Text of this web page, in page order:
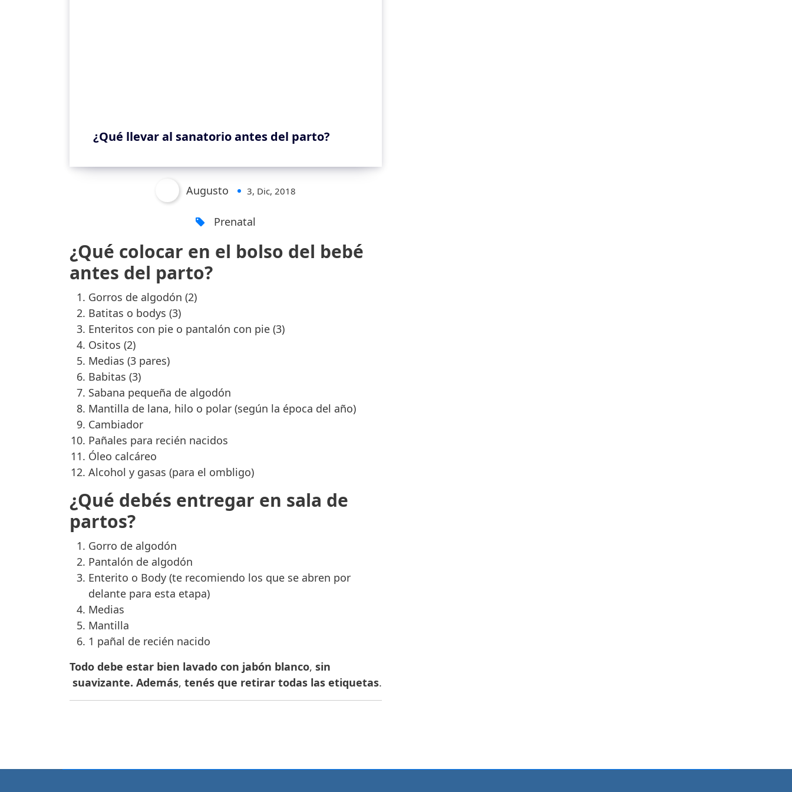
¿Qué llevar al sanatorio antes del parto?
Augusto 3, Dic, 2018
Prenatal
¿Qué colocar en el bolso del bebé
antes del parto?
Gorros de algodón (2)
Batitas o bodys (3)
Enteritos con pie o pantalón con pie (3)
Ositos (2)
Medias (3 pares)
Babitas (3)
Sabana pequeña de algodón
Mantilla de lana, hilo o polar (según la época del año)
Cambiador
Pañales para recién nacidos
Óleo calcáreo
Alcohol y gasas (para el ombligo)
¿Qué debés entregar en sala de
partos?
Gorro de algodón
Pantalón de algodón
Enterito o Body (te recomiendo los que se abren por
delante para esta etapa)
Medias
Mantilla
1 pañal de recién nacido
Todo debe estar bien lavado con jabón blanco, sin
suavizante. Además, tenés que retirar todas las etiquetas.